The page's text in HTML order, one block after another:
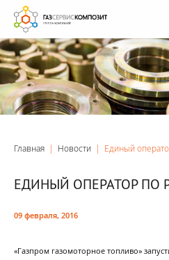
Главная | Новости | Единый
ЕДИНЫЙ ОПЕРАТОР ПО
09 февраля, 2016
«Газпром газомоторное топливо»